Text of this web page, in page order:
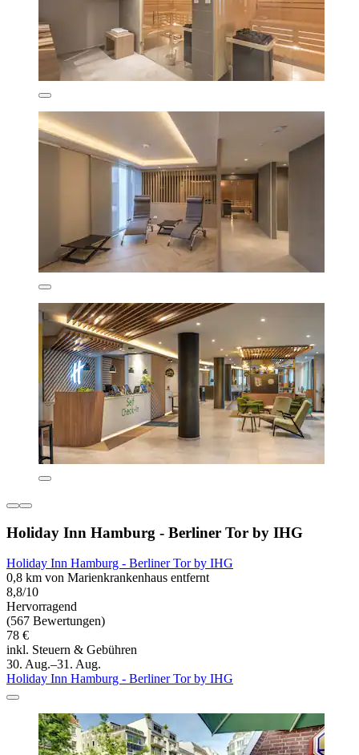
Holiday Inn Hamburg - Berliner Tor by IHG
Holiday Inn Hamburg - Berliner Tor by IHG
0,8 km von Marienkrankenhaus entfernt
8,8/10
Hervorragend
(567 Bewertungen)
78 €
inkl. Steuern & Gebühren
30. Aug.–31. Aug.
Holiday Inn Hamburg - Berliner Tor by IHG